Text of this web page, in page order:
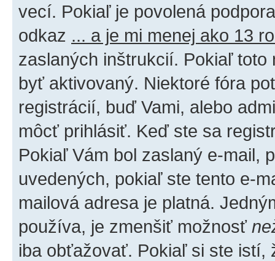
vecí. Pokiaľ je povolená
odkaz ... a je mi menej ako 13
zaslaných inštrukcií. Pokiaľ
byť aktivovaný. Niektoré fóra
registrácií, buď Vami, alebo
môcť prihlásiť. Keď ste sa
Pokiaľ Vám bol zaslaný e-mail,
uvedených, pokiaľ ste tento e-
mailová adresa je platná.
používa, je zmenšiť možnosť
iba obťažovať. Pokiaľ si ste istí,